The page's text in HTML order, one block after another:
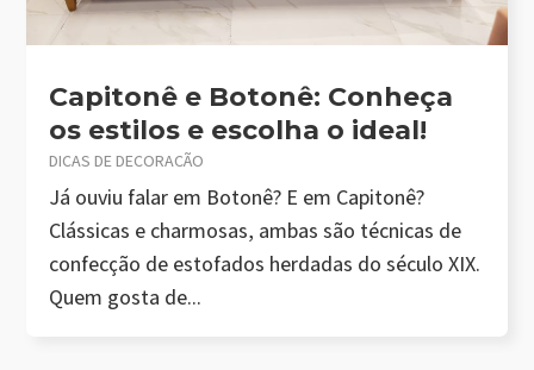
Capitonê e Botonê: Conheça
os estilos e escolha o ideal!
DICAS DE DECORAÇÃO
Já ouviu falar em Botonê? E em Capitonê?
Clássicas e charmosas, ambas são técnicas de
confecção de estofados herdadas do século XIX.
Quem gosta de...